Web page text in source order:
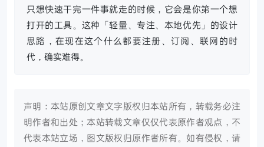
只想快速干完一件事就走的时候，它会是你第一个想
打开的工具。这种「轻量、专注、本地优先」的设计
思路，在现在这个什么都要注册、订阅、联网的时
代，确实难得。
声明：本站原创文章文字版权归本站所有，转载务必注
明作者和出处；本站转载文章仅仅代表原作者观点，不
代表本站立场，图文版权归原作者所有。如有侵权，请